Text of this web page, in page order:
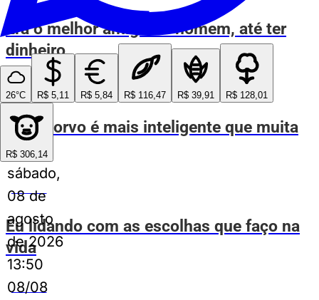
26°C R$ 5,11 R$ 5,84 R$ 116,47 R$ 39,91 R$ 128,01
R$ 306,14
sábado,
08 de
agosto
de 2026
13:50
08/08
Era o melhor amigo do homem, até ter
dinheiro
ESPIA AÍ
Esse corvo é mais inteligente que muita
gente
ESPIA AÍ
Eu lidando com as escolhas que faço na
vida
ESPIA AÍ